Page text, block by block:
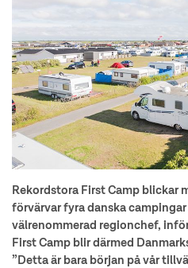
Rekordstora First Camp blickar
förvärvar fyra danska
välrenommerad regionchef,
First Camp blir därmed
”Detta är bara början på vår